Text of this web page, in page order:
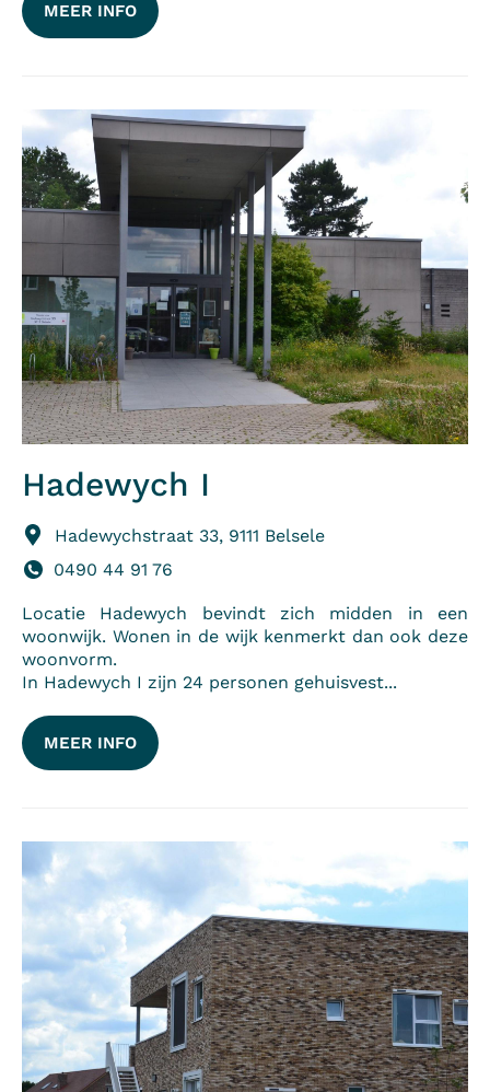
MEER INFO
Hadewych I
Hadewychstraat 33, 9111 Belsele
0490 44 91 76
Locatie Hadewych bevindt zich midden in een
woonwijk. Wonen in de wijk kenmerkt dan ook deze
woonvorm.
In Hadewych I zijn 24 personen gehuisvest...
MEER INFO